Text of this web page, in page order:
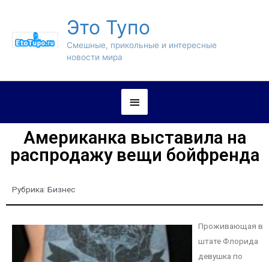
Это Тупо
Смешные, прикольные и интересные
новости мира
Американка выставила на
распродажу вещи бойфренда
Рубрика: Бизнес
Проживающая в
штате Флорида
девушка по